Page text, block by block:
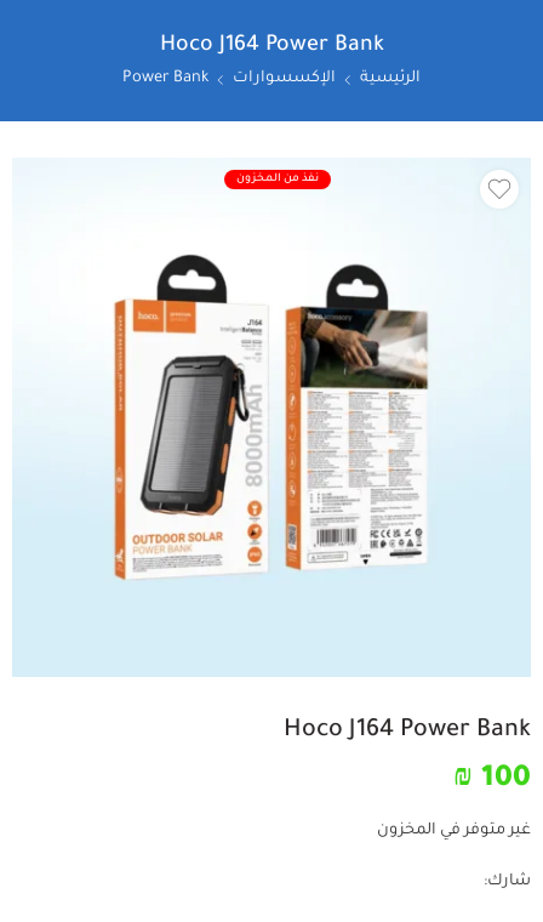
Hoco J164 Power Bank
الرئيسية الإكسسوارات Power Bank
نفذ من المخزون
Hoco J164 Power Bank
100
₪
غير متوفر في المخزون
شارك: